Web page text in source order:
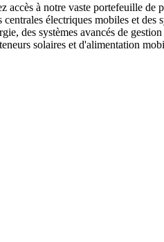
à notre vaste portefeuille
électriques mobiles et
des systèmes avancés de
solaires et d'alimentation